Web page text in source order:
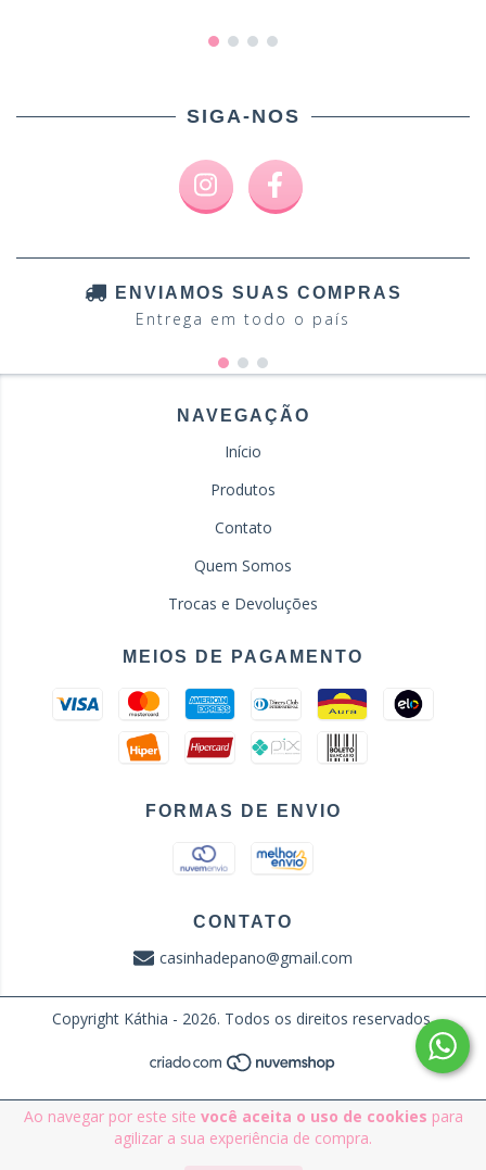
Ao navegar por este site você aceita o uso de cookies para
agilizar a sua experiência de compra.
SIGA-NOS
ENVIAMOS SUAS COMPRAS
Entrega em todo o país
NAVEGAÇÃO
Início
Produtos
Contato
Quem Somos
Trocas e Devoluções
MEIOS DE PAGAMENTO
FORMAS DE ENVIO
CONTATO
casinhadepano@gmail.com
Copyright Káthia - 2026. Todos os direitos reservados.